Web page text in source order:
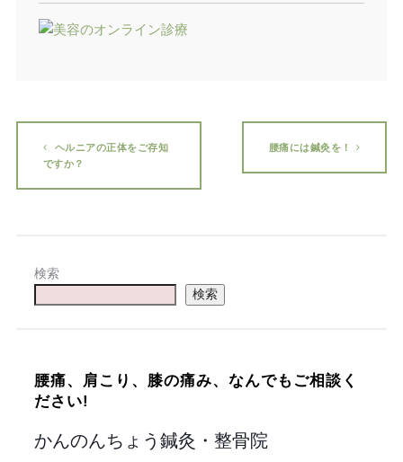
ヘルニアの正体をご存知
ですか？
腰痛には鍼灸を！
検索
検索
腰痛、肩こり、膝の痛み、なんでもご相談く
ださい!
かんのんちょう鍼灸・整骨院